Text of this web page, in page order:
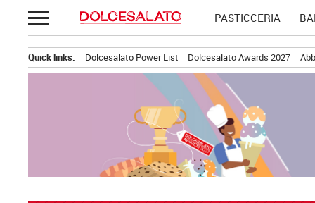
Passa
al
PASTICCERIA
Quick links: Dolcesalato Power List Dolcesalato Awards 2027